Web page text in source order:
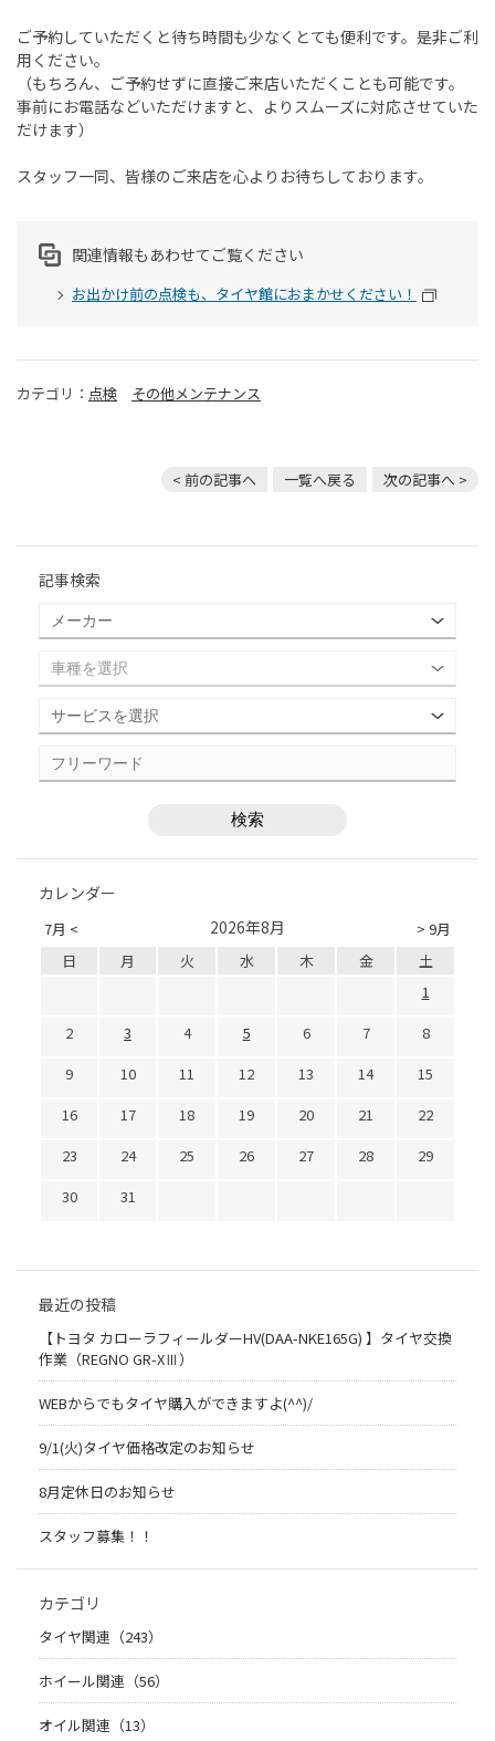
ご予約していただくと待ち時間も少なくとても便利です。是非ご利
用ください。
（もちろん、ご予約せずに直接ご来店いただくことも可能です。
事前にお電話などいただけますと、よりスムーズに対応させていた
だけます）
スタッフ一同、皆様のご来店を心よりお待ちしております。
関連情報もあわせてご覧ください
お出かけ前の点検も、タイヤ館におまかせください！
カテゴリ： 点検 その他メンテナンス
< 前の記事へ 一覧へ戻る 次の記事へ >
記事検索
カレンダー
7月 < > 9月
2026年8月
日 月 火 水 木 金
土
1
2
3 4 5 6 7
8
9
10 11 12 13 14
15
16
17 18 19 20 21
22
23
24 25 26 27 28
29
30
31
最近の投稿
【トヨタ カローラフィールダーHV(DAA-NKE165G) 】タイヤ交換
作業（REGNO GR-XⅢ）
WEBからでもタイヤ購入ができますよ(^^)/
9/1(火)タイヤ価格改定のお知らせ
8月定休日のお知らせ
スタッフ募集！！
カテゴリ
タイヤ関連（243）
ホイール関連（56）
オイル関連（13）